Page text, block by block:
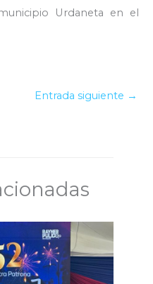
Urdaneta en el
Entrada siguiente →